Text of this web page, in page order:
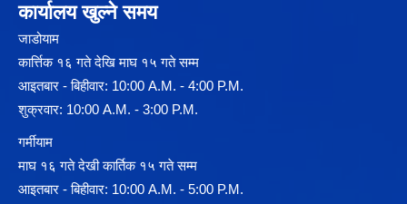
कार्यालय खुल्ने समय
जाडोयाम
कार्त्तिक १६ गते देखि माघ १५ गते सम्म
आइतबार - बिहीवार: 10:00 A.M. - 4:00 P.M.
शुक्रवार: 10:00 A.M. - 3:00 P.M.
गर्मीयाम
माघ १६ गते देखी कार्तिक १५ गते सम्म
आइतबार - बिहीवार: 10:00 A.M. - 5:00 P.M.